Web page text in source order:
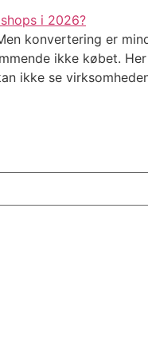
konvertering er
ikke købet.
ikke se